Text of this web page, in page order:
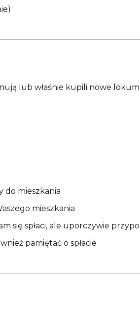
lub właśnie kupili nowe lokum
do mieszkania
mieszkania
się spłaci, ale uporczywie
pamiętać o spłacie